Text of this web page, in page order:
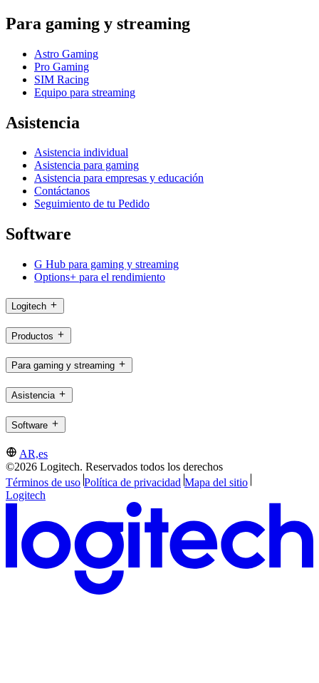
Para gaming y streaming
Astro Gaming
Pro Gaming
SIM Racing
Equipo para streaming
Asistencia
Asistencia individual
Asistencia para gaming
Asistencia para empresas y educación
Contáctanos
Seguimiento de tu Pedido
Software
G Hub para gaming y streaming
Options+ para el rendimiento
Logitech
Productos
Para gaming y streaming
Asistencia
Software
AR,es
©2026 Logitech. Reservados todos los derechos
Términos de uso Política de privacidad Mapa del sitio
Logitech